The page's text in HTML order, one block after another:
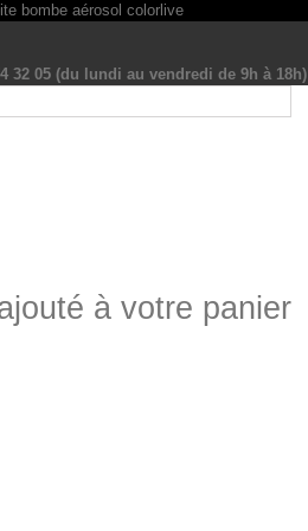
32 05 (du lundi au vendredi de 9h à 18h)
à votre panier